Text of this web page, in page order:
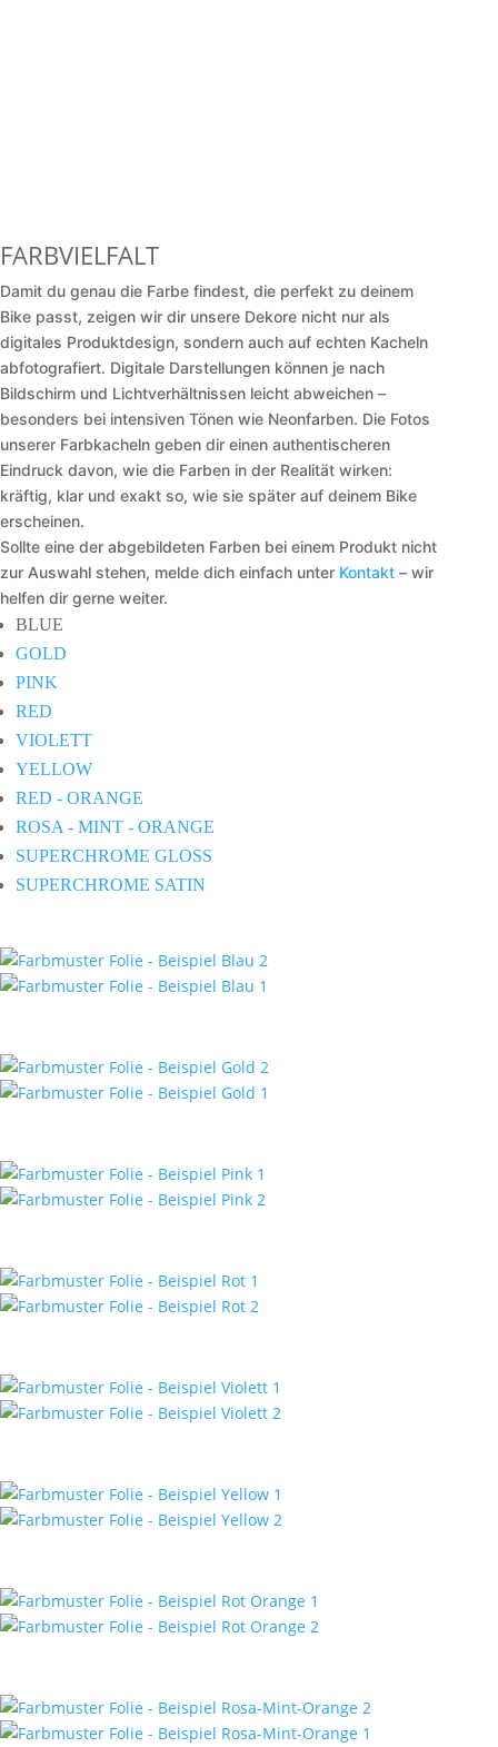
FARBVIELFALT
Damit du genau die Farbe findest, die perfekt zu deinem
Bike passt, zeigen wir dir unsere Dekore nicht nur als
digitales Produktdesign, sondern auch auf echten Kacheln
abfotografiert. Digitale Darstellungen können je nach
Bildschirm und Lichtverhältnissen leicht abweichen –
besonders bei intensiven Tönen wie Neonfarben. Die Fotos
unserer Farbkacheln geben dir einen authentischeren
Eindruck davon, wie die Farben in der Realität wirken:
kräftig, klar und exakt so, wie sie später auf deinem Bike
erscheinen.
Sollte eine der abgebildeten Farben bei einem Produkt nicht
zur Auswahl stehen, melde dich einfach unter Kontakt – wir
helfen dir gerne weiter.
BLUE
GOLD
PINK
RED
VIOLETT
YELLOW
RED - ORANGE
ROSA - MINT - ORANGE
SUPERCHROME GLOSS
SUPERCHROME SATIN